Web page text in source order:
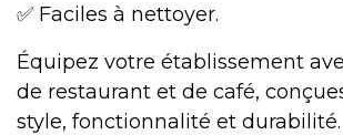
✅ Faciles à nettoyer.
Équipez votre établissement
de restaurant et de café,
style, fonctionnalité et